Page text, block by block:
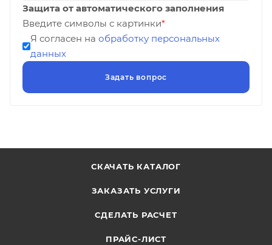
Защита от автоматического заполнения
Введите символы с картинки*
Я согласен на обработку персональных
данных
СКАЧАТЬ КАТАЛОГ
ЗАКАЗАТЬ УСЛУГИ
СДЕЛАТЬ РАСЧЕТ
ПРАЙС-ЛИСТ